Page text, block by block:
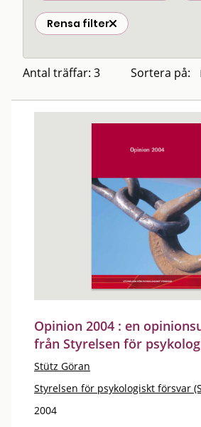
Rensa filter
Antal träffar: 3 Sortera på:
Opinion 2004 : en
från Styrelsen för
Stütz Göran
Styrelsen för psykologiskt försvar
2004